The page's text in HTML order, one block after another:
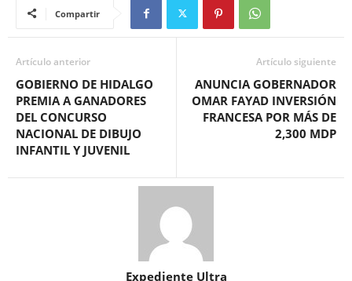
Compartir
Artículo anterior
GOBIERNO DE HIDALGO
PREMIA A GANADORES
DEL CONCURSO
NACIONAL DE DIBUJO
INFANTIL Y JUVENIL
Artículo siguiente
ANUNCIA GOBERNADOR
OMAR FAYAD INVERSIÓN
FRANCESA POR MÁS DE
2,300 MDP
Expediente Ultra